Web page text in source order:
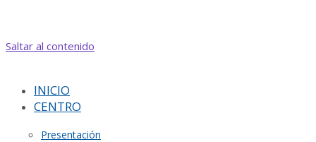
Saltar al contenido
INICIO
CENTRO
Presentación